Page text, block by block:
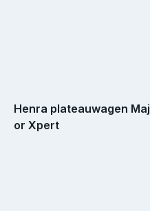
Henra plateauwagen Maj
or Xpert